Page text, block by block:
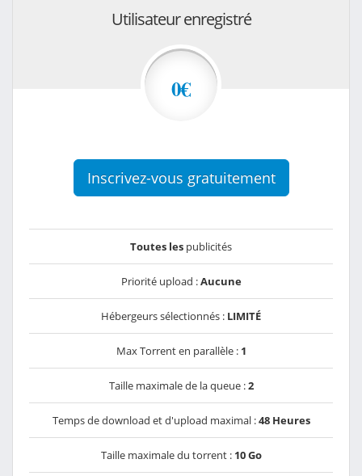
Utilisateur enregistré
0€
Inscrivez-vous gratuitement
Toutes les publicités
Priorité upload :Aucune
Hébergeurs sélectionnés : LIMITÉ
Max Torrent en parallèle : 1
Taille maximale de la queue :2
Temps de download et d'upload maximal :48 Heures
Taille maximale du torrent : 10 Go